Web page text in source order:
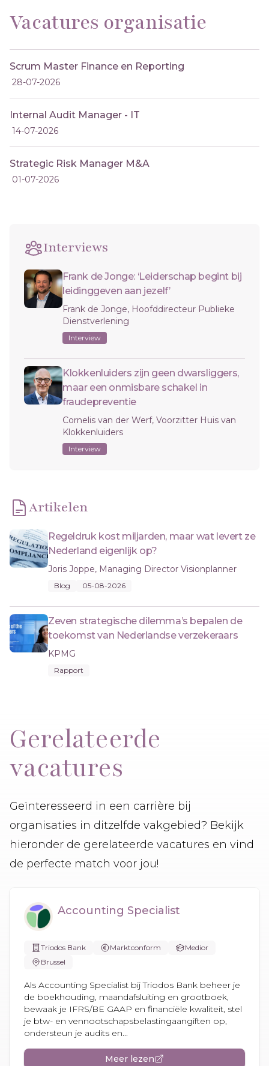
Vacatures organisatie
Scrum Master Finance en Reporting
28-07-2026
Internal Audit Manager - IT
14-07-2026
Strategic Risk Manager M&A
01-07-2026
Interviews
Frank de Jonge: ‘Leiderschap begint bij
leidinggeven aan jezelf’
Frank de Jonge, Hoofddirecteur Publieke
Dienstverlening
Interview
Klokkenluiders zijn geen dwarsliggers,
maar een onmisbare schakel in
fraudepreventie
Cornelis van der Werf, Voorzitter Huis van
Klokkenluiders
Interview
Artikelen
Regeldruk kost miljarden, maar wat levert ze
Nederland eigenlijk op?
Joris Joppe, Managing Director Visionplanner
Blog 05-08-2026
Zeven strategische dilemma’s bepalen de
toekomst van Nederlandse verzekeraars
KPMG
Rapport
Gerelateerde
vacatures
Geïnteresseerd in een carrière bij
organisaties in ditzelfde vakgebied? Bekijk
hieronder de gerelateerde vacatures en vind
de perfecte match voor jou!
Accounting Specialist
Triodos Bank Marktconform
Medior
Brussel
Als Accounting Specialist bij Triodos Bank beheer je
de boekhouding, maandafsluiting en grootboek,
bewaak je IFRS/BE GAAP en financiële kwaliteit, stel
je btw- en vennootschapsbelastingaangiften op,
ondersteun je audits en...
Meer lezen